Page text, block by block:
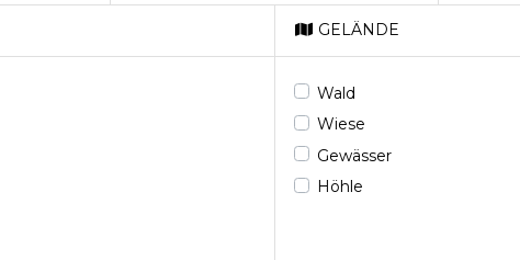
GELÄNDE
Wald
Wiese
Gewässer
Höhle